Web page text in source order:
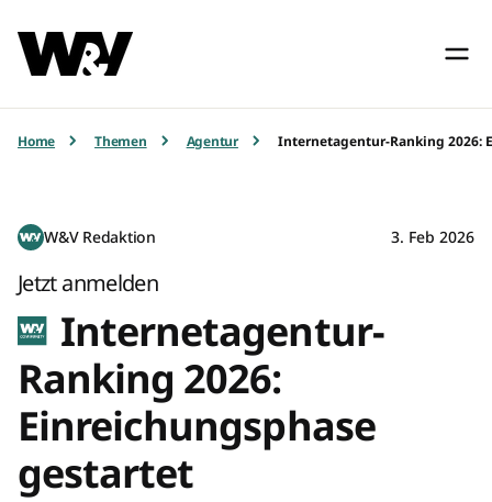
Home Themen Agentur Internetagentur-Ranking 2026:
W&V Redaktion 3. Feb 2026
Jetzt anmelden
Internetagentur-
Ranking 2026:
Einreichungsphase
gestartet